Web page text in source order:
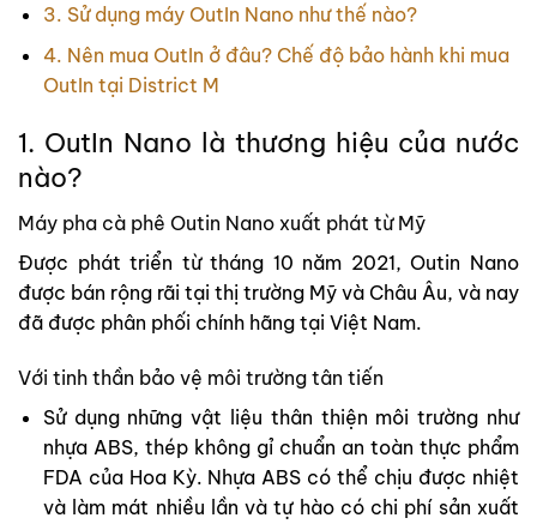
3. Sử dụng máy OutIn Nano như thế nào?
4. Nên mua OutIn ở đâu? Chế độ bảo hành khi mua
OutIn tại District M
1. OutIn Nano là thương hiệu của nước
nào?
Máy pha cà phê Outin Nano xuất phát từ Mỹ
Được phát triển từ tháng 10 năm 2021, Outin Nano
được bán rộng rãi tại thị trường Mỹ và Châu Âu, và nay
đã được phân phối chính hãng tại Việt Nam.
Với tinh thần bảo vệ môi trường tân tiến
Sử dụng những vật liệu thân thiện môi trường như
nhựa ABS, thép không gỉ chuẩn an toàn thực phẩm
FDA của Hoa Kỳ. Nhựa ABS có thể chịu được nhiệt
và làm mát nhiều lần và tự hào có chi phí sản xuất